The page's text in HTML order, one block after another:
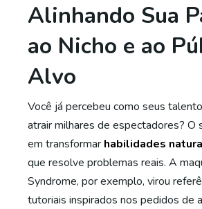
Alinhando Sua
ao Nicho e ao
Alvo
Você já percebeu como seus
atrair milhares de espectadores? O
em transformar habilidades
que resolve problemas reais. A
Syndrome, por exemplo, virou
tutoriais inspirados nos pedidos de